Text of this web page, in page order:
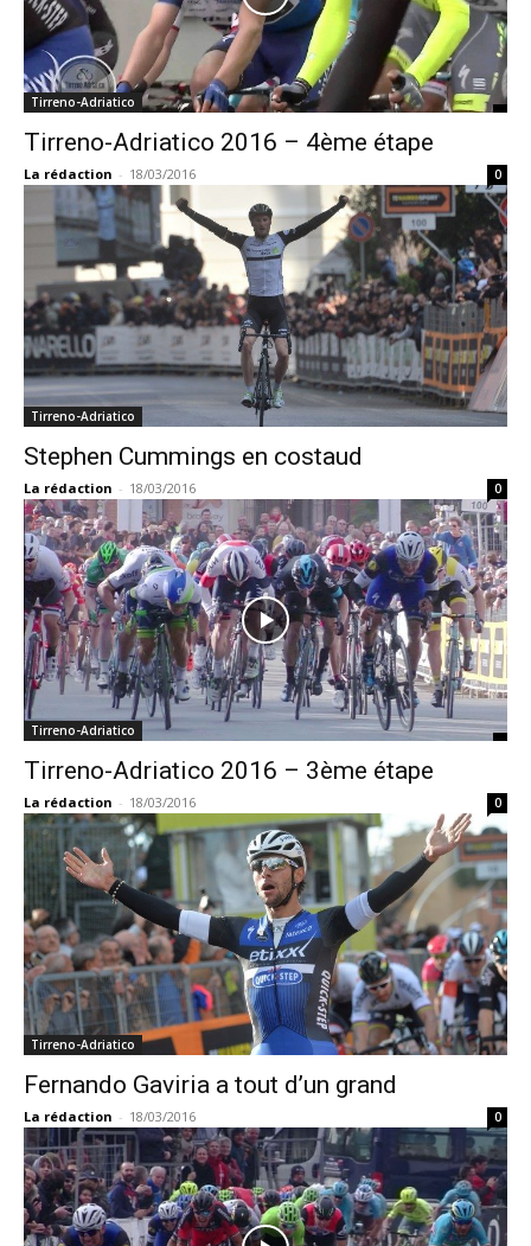
Tirreno-Adriatico
Tirreno-Adriatico 2016 – 4ème étape
La rédaction - 18/03/2016 0
Tirreno-Adriatico
Stephen Cummings en costaud
La rédaction - 18/03/2016 0
Tirreno-Adriatico
Tirreno-Adriatico 2016 – 3ème étape
La rédaction - 18/03/2016 0
Tirreno-Adriatico
Fernando Gaviria a tout d’un grand
La rédaction - 18/03/2016 0